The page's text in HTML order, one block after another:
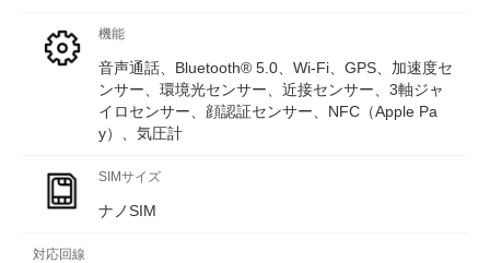
機能
音声通話、Bluetooth® 5.0、Wi-Fi、GPS、加速度セ
ンサー、環境光センサー、近接センサー、3軸ジャ
イロセンサー、顔認証センサー、NFC（Apple Pa
y）、気圧計
SIMサイズ
ナノSIM
対応回線